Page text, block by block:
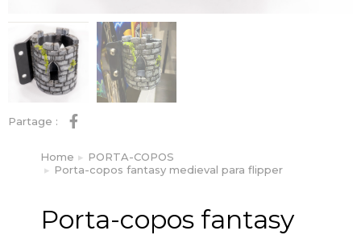
Partage :
You are here:
Home
PORTA-COPOS
Porta-copos fantasy medieval para flipper
Porta-copos fantasy